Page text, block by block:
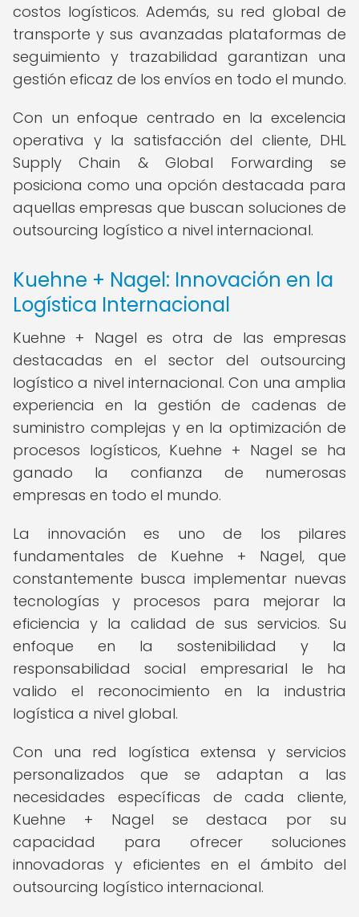
costos logísticos. Además, su red global de
transporte y sus avanzadas plataformas de
seguimiento y trazabilidad garantizan una
gestión eficaz de los envíos en todo el mundo.
Con un enfoque centrado en la excelencia
operativa y la satisfacción del cliente, DHL
Supply Chain & Global Forwarding se
posiciona como una opción destacada para
aquellas empresas que buscan soluciones de
outsourcing logístico a nivel internacional.
Kuehne + Nagel: Innovación en la
Logística Internacional
Kuehne + Nagel es otra de las empresas
destacadas en el sector del outsourcing
logístico a nivel internacional. Con una amplia
experiencia en la gestión de cadenas de
suministro complejas y en la optimización de
procesos logísticos, Kuehne + Nagel se ha
ganado la confianza de numerosas
empresas en todo el mundo.
La innovación es uno de los pilares
fundamentales de Kuehne + Nagel, que
constantemente busca implementar nuevas
tecnologías y procesos para mejorar la
eficiencia y la calidad de sus servicios. Su
enfoque en la sostenibilidad y la
responsabilidad social empresarial le ha
valido el reconocimiento en la industria
logística a nivel global.
Con una red logística extensa y servicios
personalizados que se adaptan a las
necesidades específicas de cada cliente,
Kuehne + Nagel se destaca por su
capacidad para ofrecer soluciones
innovadoras y eficientes en el ámbito del
outsourcing logístico internacional.